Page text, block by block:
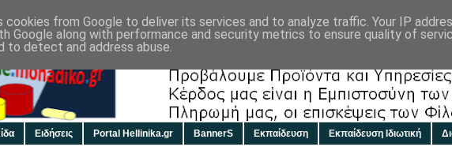
Ειδήσεις Portal Hellinika.gr BannerS Εκπαίδευση Εκπαίδευση Ιδιωτική
cookies from Google to deliver its services and to analyze traffic. Your IP
Google along with performance and security metrics to ensure quality of
to detect and address abuse.